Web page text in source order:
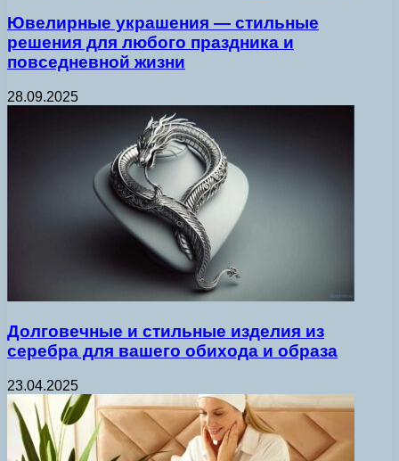
Ювелирные украшения — стильные
решения для любого праздника и
повседневной жизни
28.09.2025
Долговечные и стильные изделия из
серебра для вашего обихода и образа
23.04.2025